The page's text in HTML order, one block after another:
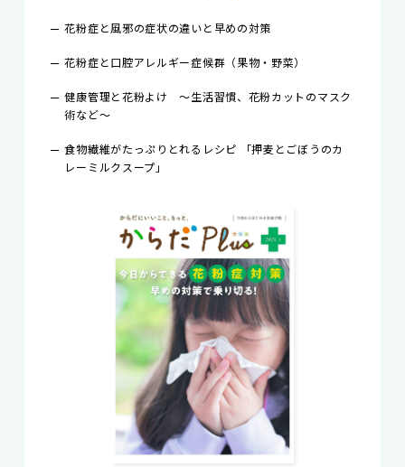
花粉症と風邪の症状の違いと早めの対策
花粉症と口腔アレルギー症候群（果物・野菜）
健康管理と花粉よけ ～生活習慣、花粉カットのマスク
術など～
食物繊維がたっぷりとれるレシピ 「押麦とごぼうのカ
レーミルクスープ」